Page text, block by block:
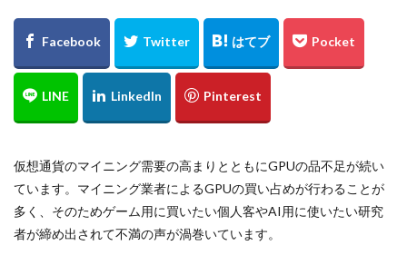
仮想通貨のマイニング需要の高まりとともにGPUの品不足が続い
ています。マイニング業者によるGPUの買い占めが行わることが
多く、そのためゲーム用に買いたい個人客やAI用に使いたい研究
者が締め出されて不満の声が渦巻いています。